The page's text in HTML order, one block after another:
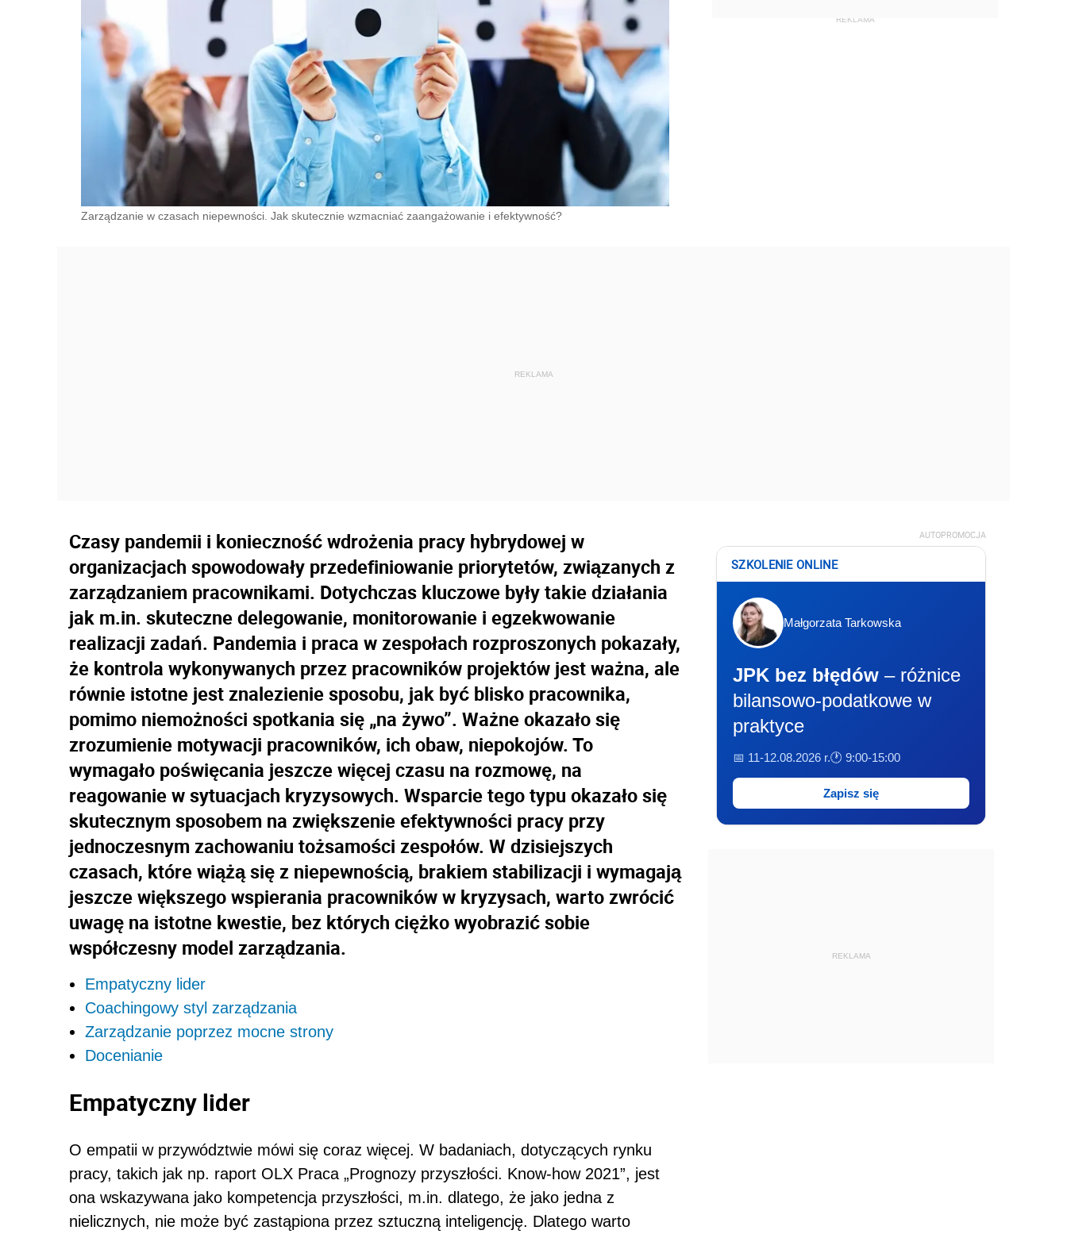
Zarządzanie w czasach niepewności. Jak skutecznie wzmacniać zaangażowanie i efektywność?
Czasy pandemii i konieczność wdrożenia pracy hybrydowej w
organizacjach spowodowały przedefiniowanie priorytetów, związanych z
zarządzaniem pracownikami. Dotychczas kluczowe były takie działania
jak m.in. skuteczne delegowanie, monitorowanie i egzekwowanie
realizacji zadań. Pandemia i praca w zespołach rozproszonych pokazały,
że kontrola wykonywanych przez pracowników projektów jest ważna, ale
równie istotne jest znalezienie sposobu, jak być blisko pracownika,
pomimo niemożności spotkania się „na żywo”. Ważne okazało się
zrozumienie motywacji pracowników, ich obaw, niepokojów. To
wymagało poświęcania jeszcze więcej czasu na rozmowę, na
reagowanie w sytuacjach kryzysowych. Wsparcie tego typu okazało się
skutecznym sposobem na zwiększenie efektywności pracy przy
jednoczesnym zachowaniu tożsamości zespołów. W dzisiejszych
czasach, które wiążą się z niepewnością, brakiem stabilizacji i wymagają
jeszcze większego wspierania pracowników w kryzysach, warto zwrócić
uwagę na istotne kwestie, bez których ciężko wyobrazić sobie
współczesny model zarządzania.
Empatyczny lider
Coachingowy styl zarządzania
Zarządzanie poprzez mocne strony
Docenianie
Empatyczny lider
O empatii w przywództwie mówi się coraz więcej. W badaniach, dotyczących rynku
pracy, takich jak np. raport OLX Praca „Prognozy przyszłości. Know-how 2021”, jest
ona wskazywana jako kompetencja przyszłości, m.in. dlatego, że jako jedna z
nielicznych, nie może być zastąpiona przez sztuczną inteligencję. Dlatego warto
AUTOPROMOCJA
SZKOLENIE ONLINE
Małgorzata Tarkowska
JPK bez błędów – różnice
bilansowo-podatkowe w
praktyce
📅 11-12.08.2026 r.🕐 9:00-15:00
Zapisz się
REKLAMA